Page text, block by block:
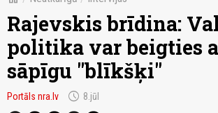
Rajevskis brīdina:
politika var beigties
sāpīgu "blīkšķi"
Portāls nra.lv schedule 8.jūl